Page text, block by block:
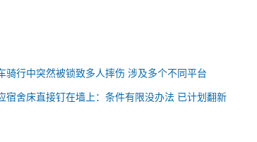
骑行中突然被锁致多人摔伤 涉及多个不同平台
宿舍床直接钉在墙上：条件有限没办法 已计划翻新